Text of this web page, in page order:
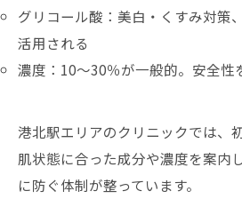
グリコール酸：美白・くすみ対策
活用される
濃度：10～30％が一般的。安全性
港北駅エリアのクリニックでは、
肌状態に合った成分や濃度を案内
に防ぐ体制が整っています。